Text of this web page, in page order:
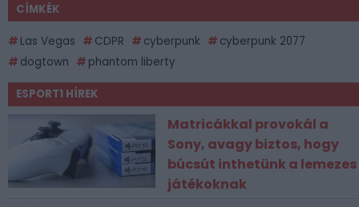
CÍMKÉK
Las Vegas CDPR cyberpunk
cyberpunk 2077
dogtown
phantom liberty
ESPORT1 HÍREK
Matricákkal provokál a
Sony, avagy biztos, hogy
búcsút inthetünk a lemezes
játékoknak